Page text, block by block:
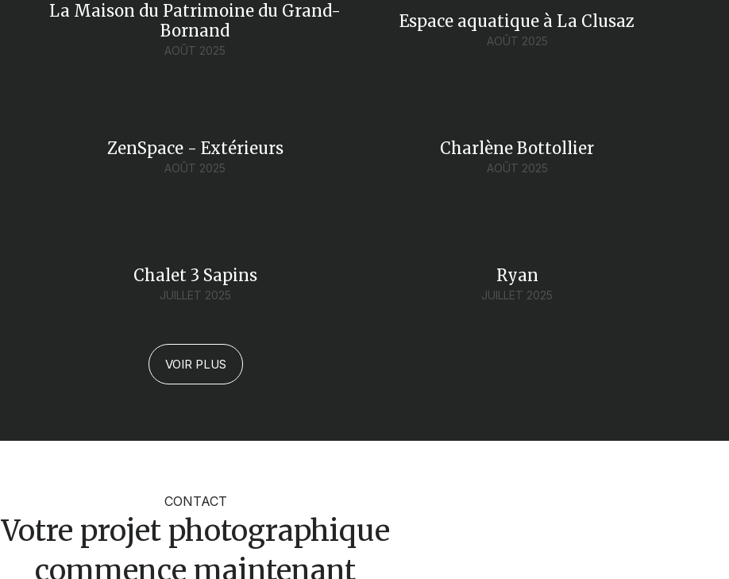
La Maison du Patrimoine du Grand-
Bornand
AOÛT 2025
Espace aquatique à La Clusaz
AOÛT 2025
ZenSpace - Extérieurs
AOÛT 2025
Charlène Bottollier
AOÛT 2025
Chalet 3 Sapins
JUILLET 2025
Ryan
JUILLET 2025
VOIR PLUS
CONTACT
Votre projet photographique
commence maintenant